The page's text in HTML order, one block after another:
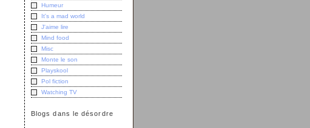
Humeur
It's a mad world
J'aime lire
Mind food
Misc
Monte le son
Playskool
Pol fiction
Watching TV
Blogs dans le désordre